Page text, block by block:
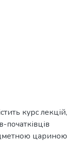
курс лекцій,
цариною